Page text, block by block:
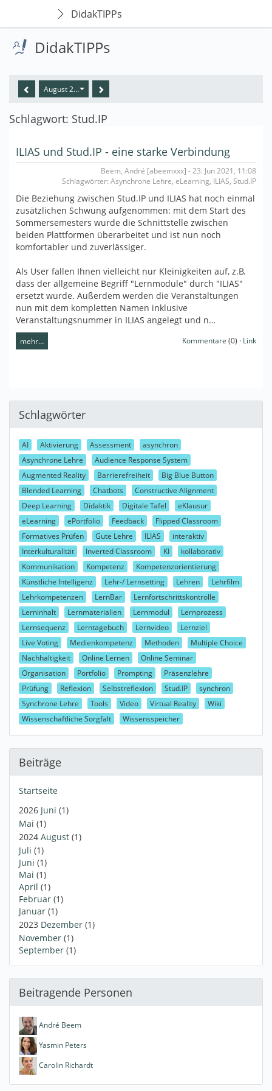
DidakTIPPs
DidakTIPPs
August 2024
Schlagwort: Stud.IP
ILIAS und Stud.IP - eine starke Verbindung
Beem, André [abeemxxx] - 23. Jun 2021, 11:08
Schlagwörter: Asynchrone Lehre, eLearning, ILIAS, Stud.IP
Die Beziehung zwischen Stud.IP und ILIAS hat noch einmal
zusätzlichen Schwung aufgenommen: mit dem Start des
Sommersemesters wurde die Schnittstelle zwischen
beiden Plattformen überarbeitet und ist nun noch
komfortabler und zuverlässiger.
Als User fallen Ihnen vielleicht nur Kleinigkeiten auf, z.B.
dass der allgemeine Begriff "Lernmodule" durch "ILIAS"
ersetzt wurde. Außerdem werden die Veranstaltungen
nun mit dem kompletten Namen inklusive
Veranstaltungsnummer in ILIAS angelegt und n…
mehr… Kommentare (0) · Link
Schlagwörter
AI Aktivierung Assessment
asynchron
Asynchrone Lehre
Audience Response System
Augmented Reality
Barrierefreiheit
Big Blue Button
Blended Learning
Chatbots
Constructive Alignment
Deep Learning
Didaktik Digitale Tafel
eKlausur
eLearning
ePortfolio Feedback
Flipped Classroom
Formatives Prüfen
Gute Lehre ILIAS
interaktiv
Interkulturalität
Inverted Classroom KI
kollaborativ
Kommunikation
Kompetenz
Kompetenzorientierung
Künstliche Intelligenz
Lehr-/ Lernsetting Lehren
Lehrfilm
Lehrkompetenzen
LernBar
Lernfortschrittskontrolle
Lerninhalt
Lernmaterialien Lernmodul
Lernprozess
Lernsequenz
Lerntagebuch Lernvideo
Lernziel
Live Voting
Medienkompetenz Methoden
Multiple Choice
Nachhaltigkeit
Online Lernen
Online Seminar
Organisation
Portfolio Prompting
Präsenzlehre
Prüfung
Reflexion Selbstreflexion Stud.IP
synchron
Synchrone Lehre
Tools Video Virtual Reality
Wiki
Wissenschaftliche Sorgfalt
Wissensspeicher
Beiträge
Startseite
2026 Juni (1)
Mai (1)
2024 August (1)
Juli (1)
Juni (1)
Mai (1)
April (1)
Februar (1)
Januar (1)
2023 Dezember (1)
November (1)
September (1)
Beitragende Personen
André Beem
Yasmin Peters
Carolin Richardt